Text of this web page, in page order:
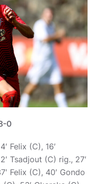
0
Felix (C), 16′
Tsadjout (C) rig., 27′
Felix (C), 40′ Gondo